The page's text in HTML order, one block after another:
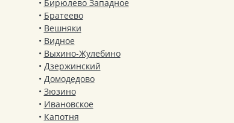
Бирюлево Западное
Братеево
Вешняки
Видное
Выхино-Жулебино
Дзержинский
Домодедово
Зюзино
Ивановское
Капотня